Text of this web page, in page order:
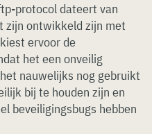
protocol dateert van
zijn ontwikkeld zijn met
ervoor de
het een onveilig
nauwelijks nog gebruikt
bij te houden zijn en
beveiligingsbugs hebben